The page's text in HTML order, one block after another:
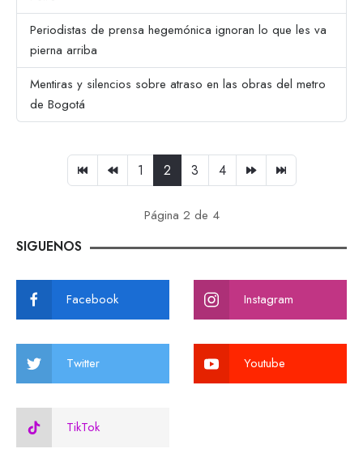
Periodistas de prensa hegemónica ignoran lo que les va
pierna arriba
Mentiras y silencios sobre atraso en las obras del metro
de Bogotá
1 2 3 4
Página 2 de 4
SIGUENOS
Facebook Instagram
Twitter Youtube
TikTok